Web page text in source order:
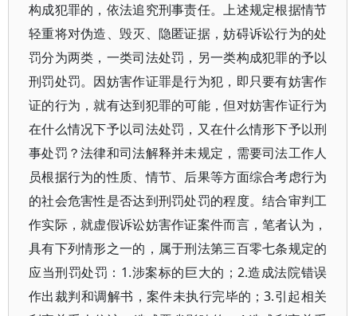
构成犯罪的，依法追究刑事责任。上述规定根据情节
轻重将对伪造、毁灭、隐匿证据，妨碍诉讼行为的处
罚分为两类，一类司法处罚，另一类构成犯罪的予以
刑罚处罚。因妨害作证罪是行为犯，即只要有妨害作
证的行为，就有达到犯罪的可能，但对妨害作证行为
在什么情况下予以司法处罚，又在什么情形下予以刑
事处罚？法律和司法解释并未规定，需要司法工作人
员根据行为的性质、情节、后果等方面综合考虑行为
的社会危害性是否达到刑罚处罚的程度。结合审判工
作实际，就虚假诉讼妨害作证案件而言，笔者认为，
具有下列情形之一的，属于刑法第三百零七条规定的
应当刑罚处罚：1.涉案标的巨大的；2.造成法院错误
作出裁判和调解书，案件未执行完毕的；3.引起相关